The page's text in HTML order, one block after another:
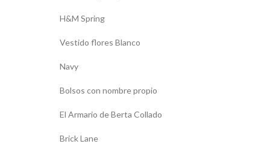
H&M Spring
Vestido flores Blanco
Navy
Bolsos con nombre propio
El Armario de Berta Collado
Brick Lane